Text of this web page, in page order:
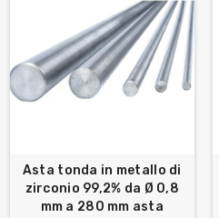
Asta tonda in metallo di
zirconio 99,2% da Ø 0,8
mm a 280 mm asta